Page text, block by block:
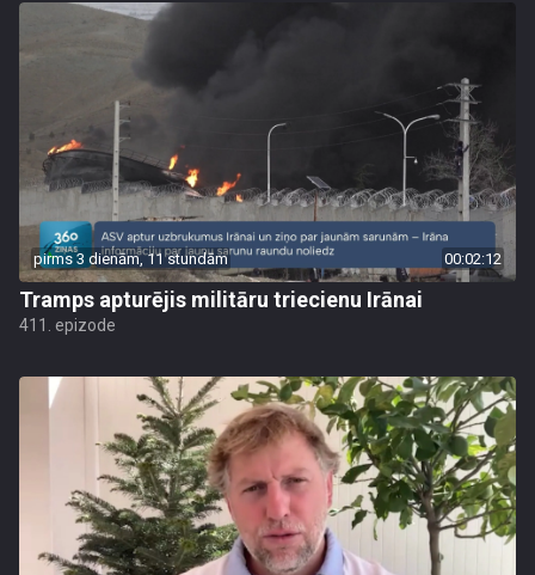
pirms 3 dienām, 11 stundām 00:02:12
Tramps apturējis militāru triecienu Irānai
411. epizode